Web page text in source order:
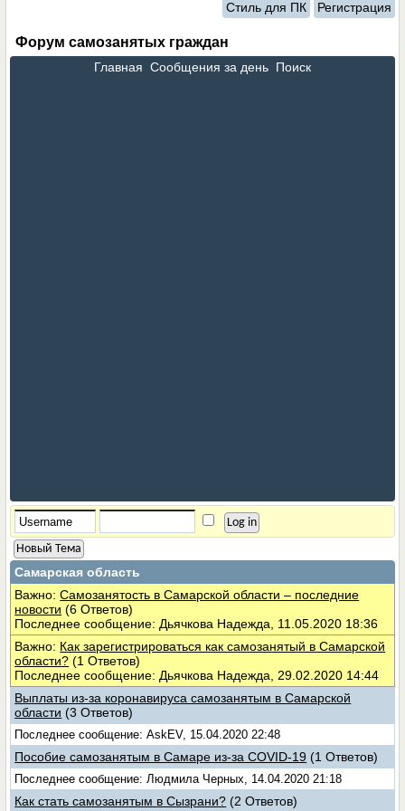
Стиль для ПК Регистрация
Форум самозанятых граждан
Главная Сообщения за день Поиск
Новый Тема
Самарская область
Важно:Самозанятость в Самарской области – последние
новости (6 Ответов)
Последнее сообщение: Дьячкова Надежда, 11.05.2020 18:36
Важно: Как зарегистрироваться как самозанятый в Самарской
области? (1 Ответов)
Последнее сообщение: Дьячкова Надежда, 29.02.2020 14:44
Выплаты из-за коронавируса самозанятым в Самарской
области (3 Ответов)
Последнее сообщение: AskEV, 15.04.2020 22:48
Пособие самозанятым в Самаре из-за COVID-19 (1 Ответов)
Последнее сообщение: Людмила Черных, 14.04.2020 21:18
Как стать самозанятым в Сызрани? (2 Ответов)